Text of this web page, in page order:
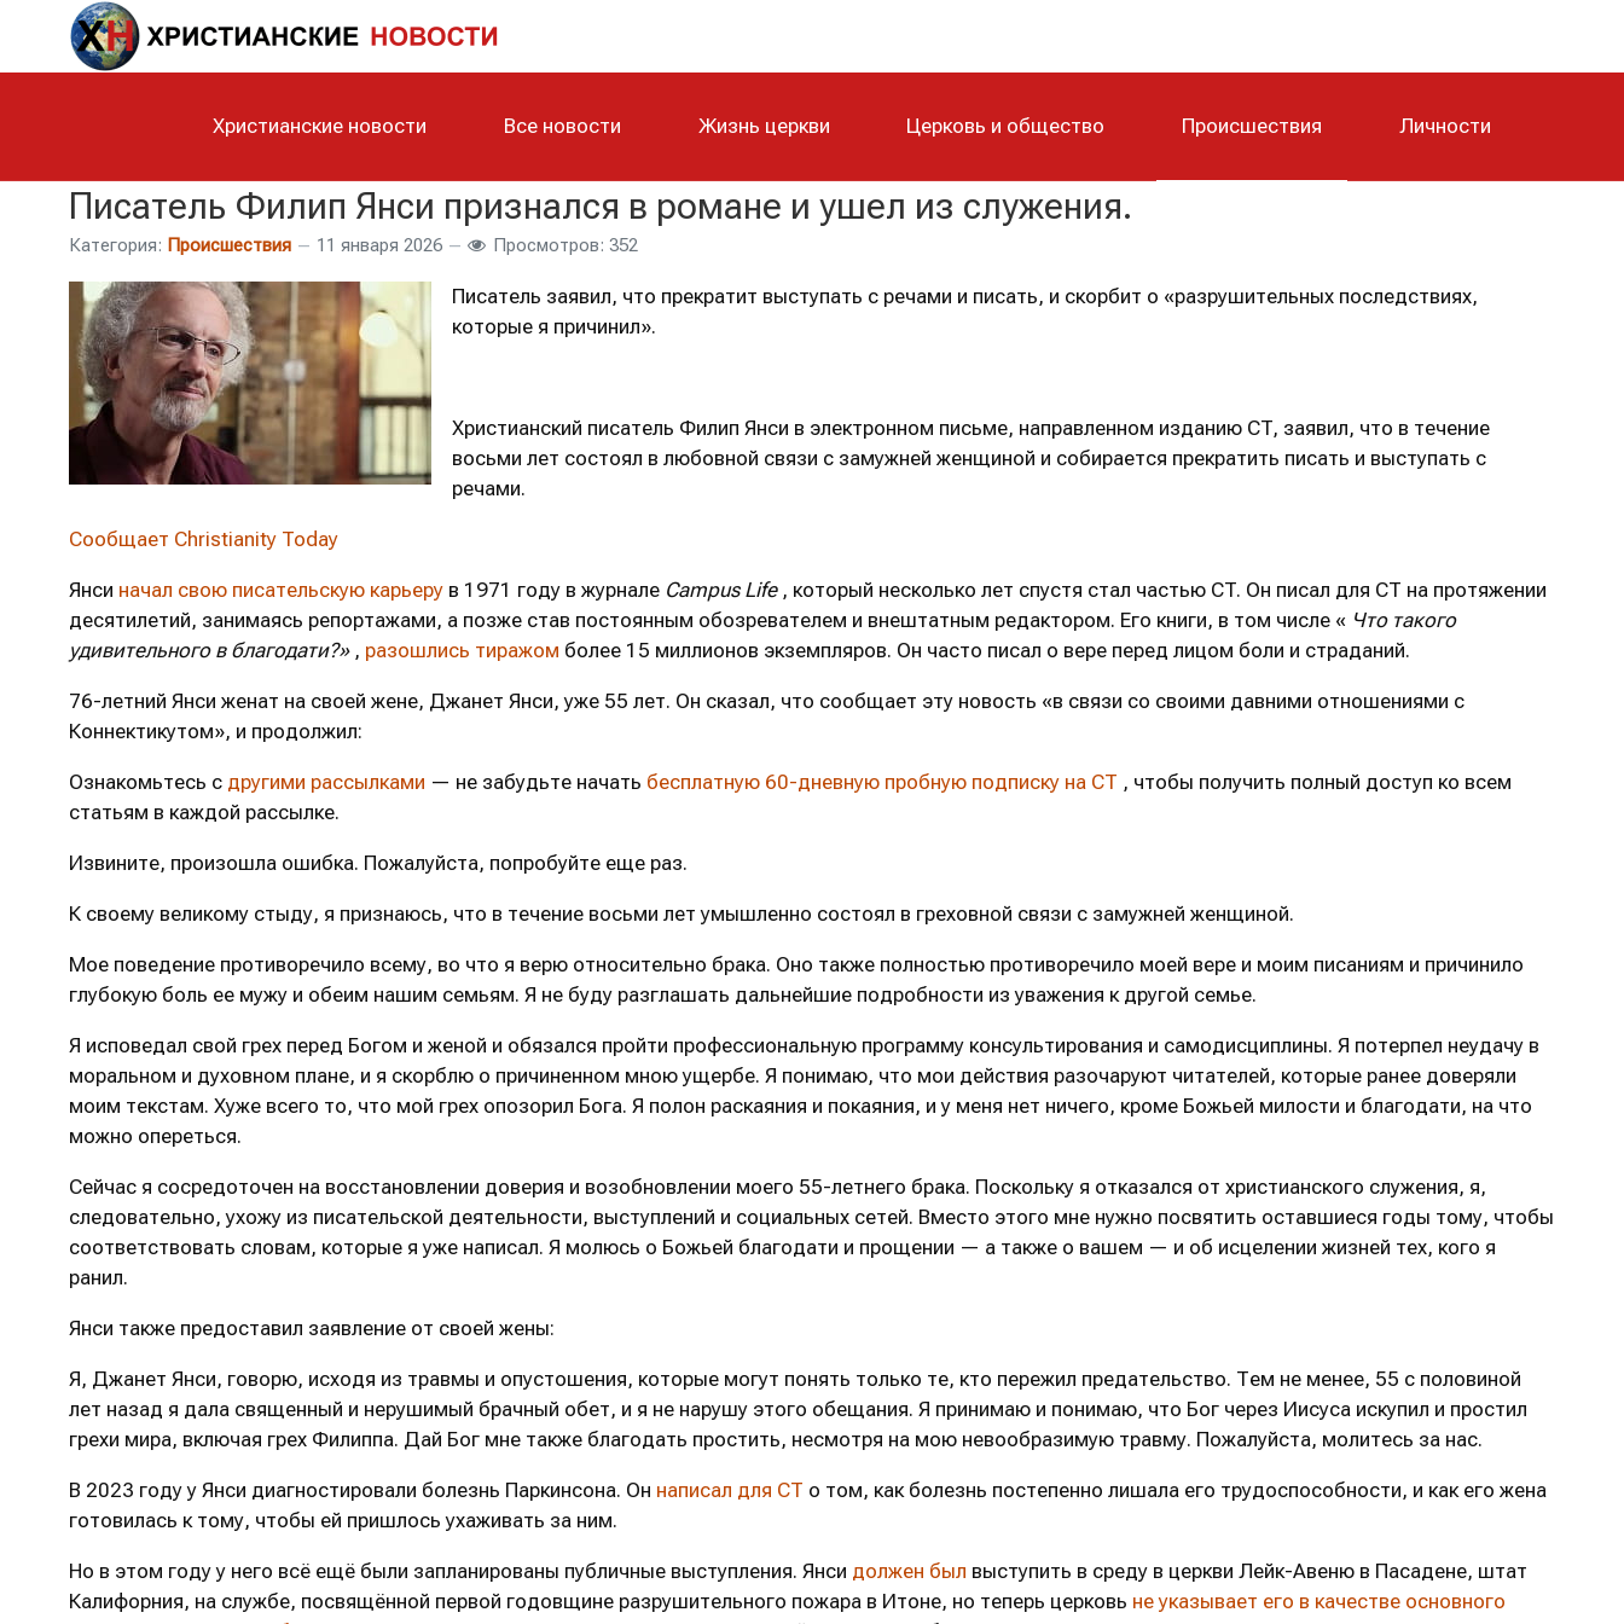
Христианские новости Все новости Жизнь церкви Церковь и общество Происшествия Личности
Писатель Филип Янси признался в романе и ушел из служения.
Категория: Происшествия 11 января 2026 Просмотров: 352
Писатель заявил, что прекратит выступать с речами и писать, и скорбит о «разрушительных последствиях,
которые я причинил».
Христианский писатель Филип Янси в электронном письме, направленном изданию CT, заявил, что в течение
восьми лет состоял в любовной связи с замужней женщиной и собирается прекратить писать и выступать с
речами.
Сообщает Christianity Today
Янси начал свою писательскую карьеру в 1971 году в журнале Campus Life, который несколько лет спустя стал частью CT. Он писал для CT на протяжении
десятилетий, занимаясь репортажами, а позже став постоянным обозревателем и внештатным редактором. Его книги, в том числе « Что такого
удивительного в благодати?», разошлись тиражом более 15 миллионов экземпляров. Он часто писал о вере перед лицом боли и страданий.
76-летний Янси женат на своей жене, Джанет Янси, уже 55 лет. Он сказал, что сообщает эту новость «в связи со своими давними отношениями с
Коннектикутом», и продолжил:
Ознакомьтесь с другими рассылками — не забудьте начать бесплатную 60-дневную пробную подписку на CT , чтобы получить полный доступ ко всем
статьям в каждой рассылке.
Извините, произошла ошибка. Пожалуйста, попробуйте еще раз.
К своему великому стыду, я признаюсь, что в течение восьми лет умышленно состоял в греховной связи с замужней женщиной.
Мое поведение противоречило всему, во что я верю относительно брака. Оно также полностью противоречило моей вере и моим писаниям и причинило
глубокую боль ее мужу и обеим нашим семьям. Я не буду разглашать дальнейшие подробности из уважения к другой семье.
Я исповедал свой грех перед Богом и женой и обязался пройти профессиональную программу консультирования и самодисциплины. Я потерпел неудачу в
моральном и духовном плане, и я скорблю о причиненном мною ущербе. Я понимаю, что мои действия разочаруют читателей, которые ранее доверяли
моим текстам. Хуже всего то, что мой грех опозорил Бога. Я полон раскаяния и покаяния, и у меня нет ничего, кроме Божьей милости и благодати, на что
можно опереться.
Сейчас я сосредоточен на восстановлении доверия и возобновлении моего 55-летнего брака. Поскольку я отказался от христианского служения, я,
следовательно, ухожу из писательской деятельности, выступлений и социальных сетей. Вместо этого мне нужно посвятить оставшиеся годы тому, чтобы
соответствовать словам, которые я уже написал. Я молюсь о Божьей благодати и прощении — а также о вашем — и об исцелении жизней тех, кого я
ранил.
Янси также предоставил заявление от своей жены:
Я, Джанет Янси, говорю, исходя из травмы и опустошения, которые могут понять только те, кто пережил предательство. Тем не менее, 55 с половиной
лет назад я дала священный и нерушимый брачный обет, и я не нарушу этого обещания. Я принимаю и понимаю, что Бог через Иисуса искупил и простил
грехи мира, включая грех Филиппа. Дай Бог мне также благодать простить, несмотря на мою невообразимую травму. Пожалуйста, молитесь за нас.
В 2023 году у Янси диагностировали болезнь Паркинсона. Он написал для CT о том, как болезнь постепенно лишала его трудоспособности, и как его жена
готовилась к тому, чтобы ей пришлось ухаживать за ним.
Но в этом году у него всё ещё были запланированы публичные выступления. Янси должен был выступить в среду в церкви Лейк-Авеню в Пасадене, штат
Калифорния, на службе, посвящённой первой годовщине разрушительного пожара в Итоне, но теперь церковь не указывает его в качестве основного